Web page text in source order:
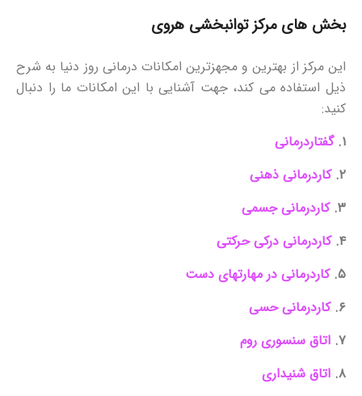
بخش های مرکز توانبخشی هروی
این مرکز از بهترین و مجهزترین امکانات درمانی روز دنیا به شرح
ذیل استفاده می کند، جهت آشنایی با این امکانات ما را دنبال
کنید:
۱. گفتاردرمانی
۲. کاردرمانی ذهنی
۳. کاردرمانی جسمی
۴. کاردرمانی درکی حرکتی
۵. کاردرمانی در مهارتهای دست
۶. کاردرمانی حسی
۷. اتاق سنسوری روم
۸. اتاق شنیداری